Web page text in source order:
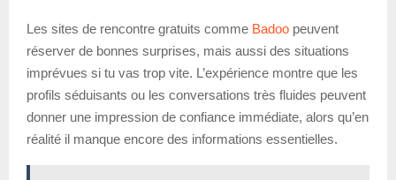
Les sites de rencontre gratuits comme Badoo peuvent
réserver de bonnes surprises, mais aussi des situations
imprévues si tu vas trop vite. L’expérience montre que les
profils séduisants ou les conversations très fluides peuvent
donner une impression de confiance immédiate, alors qu’en
réalité il manque encore des informations essentielles.